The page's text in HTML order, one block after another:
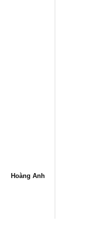
Hoàng Anh